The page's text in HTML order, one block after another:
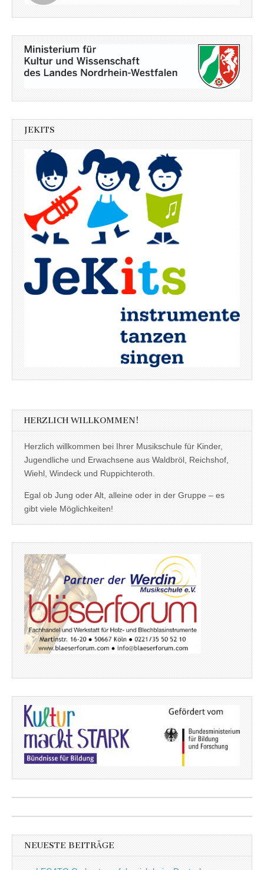
JEKITS
HERZLICH WILLKOMMEN!
Herzlich willkommen bei Ihrer Musikschule für Kinder,
Jugendliche und Erwachsene aus Waldbröl, Reichshof,
Wiehl, Windeck und Ruppichteroth.
Egal ob Jung oder Alt, alleine oder in der Gruppe – es
gibt viele Möglichkeiten!
NEUESTE BEITRÄGE